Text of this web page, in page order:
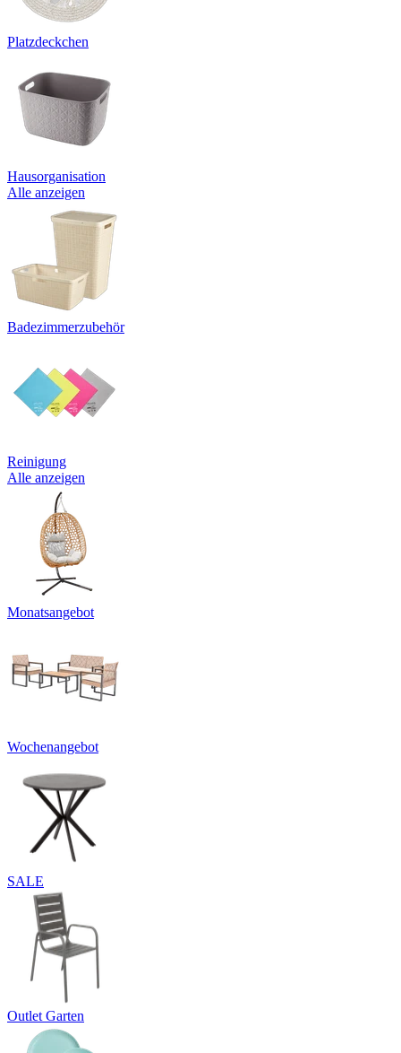
Platzdeckchen
Hausorganisation
Alle anzeigen
Badezimmerzubehör
Reinigung
Alle anzeigen
Monatsangebot
Wochenangebot
SALE
Outlet Garten